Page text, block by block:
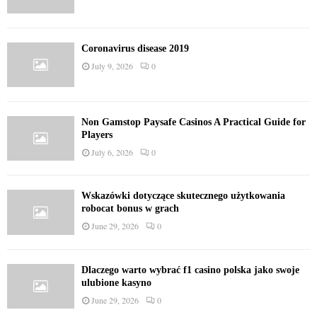
Coronavirus disease 2019
July 9, 2026 0
Non Gamstop Paysafe Casinos A Practical Guide for
Players
July 6, 2026 0
Wskazówki dotyczące skutecznego użytkowania
robocat bonus w grach
June 29, 2026 0
Dlaczego warto wybrać f1 casino polska jako swoje
ulubione kasyno
June 29, 2026 0